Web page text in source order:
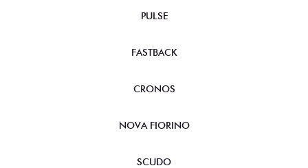
PULSE
FASTBACK
CRONOS
NOVA FIORINO
SCUDO